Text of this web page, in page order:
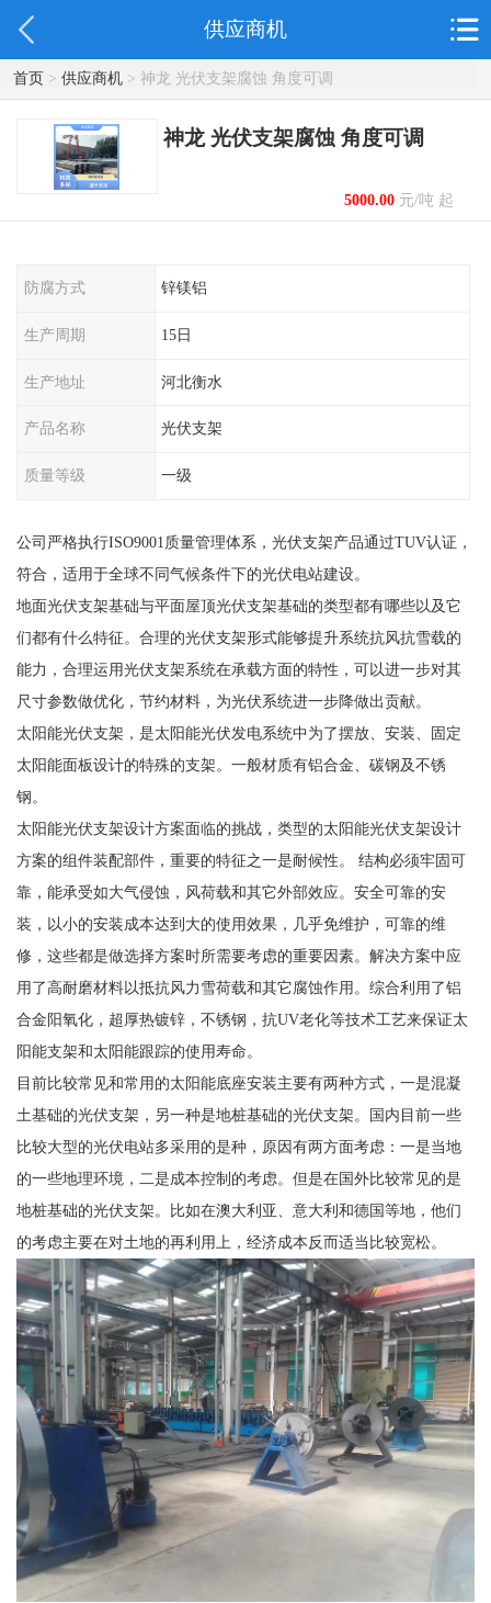
供应商机
首页> 供应商机> 神龙 光伏支架腐蚀 角度可调
神龙 光伏支架腐蚀 角度可调
5000.00元/吨 起
防腐方式 锌镁铝
生产周期 15日
生产地址 河北衡水
产品名称 光伏支架
质量等级 一级
公司严格执行ISO9001质量管理体系，光伏支架产品通过TUV认证，
符合，适用于全球不同气候条件下的光伏电站建设。
地面光伏支架基础与平面屋顶光伏支架基础的类型都有哪些以及它
们都有什么特征。合理的光伏支架形式能够提升系统抗风抗雪载的
能力，合理运用光伏支架系统在承载方面的特性，可以进一步对其
尺寸参数做优化，节约材料，为光伏系统进一步降做出贡献。
太阳能光伏支架，是太阳能光伏发电系统中为了摆放、安装、固定
太阳能面板设计的特殊的支架。一般材质有铝合金、碳钢及不锈
钢。
太阳能光伏支架设计方案面临的挑战，类型的太阳能光伏支架设计
方案的组件装配部件，重要的特征之一是耐候性。 结构必须牢固可
靠，能承受如大气侵蚀，风荷载和其它外部效应。安全可靠的安
装，以小的安装成本达到大的使用效果，几乎免维护，可靠的维
修，这些都是做选择方案时所需要考虑的重要因素。解决方案中应
用了高耐磨材料以抵抗风力雪荷载和其它腐蚀作用。综合利用了铝
合金阳氧化，超厚热镀锌，不锈钢，抗UV老化等技术工艺来保证太
阳能支架和太阳能跟踪的使用寿命。
目前比较常见和常用的太阳能底座安装主要有两种方式，一是混凝
土基础的光伏支架，另一种是地桩基础的光伏支架。国内目前一些
比较大型的光伏电站多采用的是种，原因有两方面考虑：一是当地
的一些地理环境，二是成本控制的考虑。但是在国外比较常见的是
地桩基础的光伏支架。比如在澳大利亚、意大利和德国等地，他们
的考虑主要在对土地的再利用上，经济成本反而适当比较宽松。